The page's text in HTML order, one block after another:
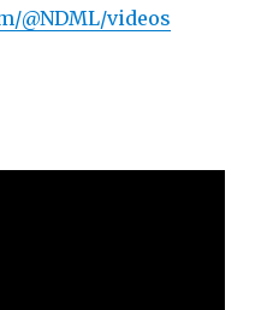
@NDML/videos